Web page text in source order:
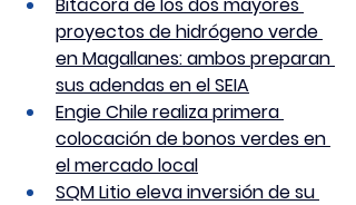
proyectos de hidrógeno verde
en Magallanes: ambos preparan
sus adendas en el SEIA
Engie Chile realiza primera
colocación de bonos verdes en
el mercado local
SQM Litio eleva inversión de su